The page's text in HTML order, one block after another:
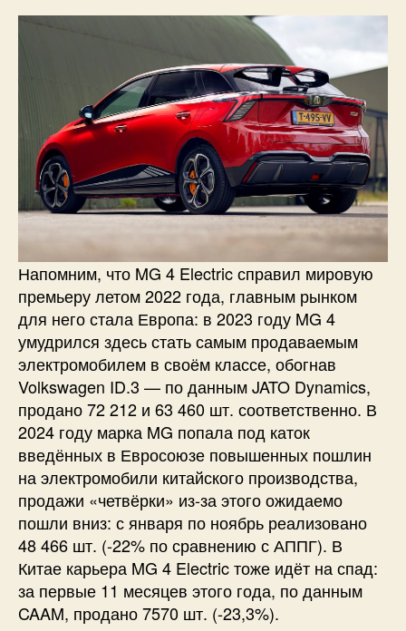
Напомним, что MG 4 Electric справил мировую
премьеру летом 2022 года, главным рынком
для него стала Европа: в 2023 году MG 4
умудрился здесь стать самым продаваемым
электромобилем в своём классе, обогнав
Volkswagen ID.3 — по данным JATO Dynamics,
продано 72 212 и 63 460 шт. соответственно. В
2024 году марка MG попала под каток
введённых в Евросоюзе повышенных пошлин
на электромобили китайского производства,
продажи «четвёрки» из-за этого ожидаемо
пошли вниз: с января по ноябрь реализовано
48 466 шт. (-22% по сравнению с АППГ). В
Китае карьера MG 4 Electric тоже идёт на спад:
за первые 11 месяцев этого года, по данным
CAAM, продано 7570 шт. (-23,3%).